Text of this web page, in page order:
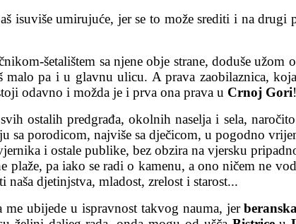
isuviše umirujuće, jer se to može srediti i na
šetalištem sa njene obje strane, doduše
pa i u glavnu ulicu. A prava zaobilaznica,
odavno i možda je i prva ona prava u Crnoj Gori!
ostalih predgrađa, okolnih naselja i sela,
sa porodicom, najviše sa dječicom, u pogodno
i ostale publike, bez obzira na vjersku
plaže, pa iako se radi o kamenu, a ono ničem ne
djetinjstva, mladost, zrelost i starost...
ubijede u ispravnost takvog nauma, jer